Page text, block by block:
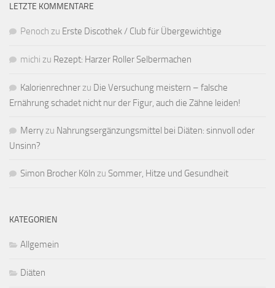
LETZTE KOMMENTARE
Penoch zu Erste Discothek / Club für Übergewichtige
michi zu Rezept: Harzer Roller Selbermachen
Kalorienrechnerzu Die Versuchung meistern – falsche
Ernährung schadet nicht nur der Figur, auch die Zähne leiden!
Merryzu Nahrungsergänzungsmittel bei Diäten: sinnvoll oder
Unsinn?
Simon Brocher Köln zu Sommer, Hitze und Gesundheit
KATEGORIEN
Allgemein
Diäten